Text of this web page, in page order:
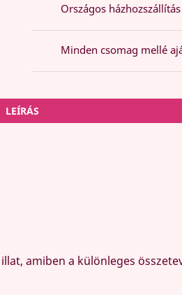
Országos
Minden csomag mellé
LEÍRÁS
amiben a különleges